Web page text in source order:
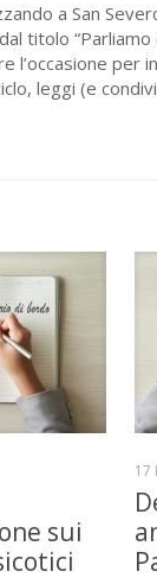
a San
titolo
l’occasione per
leggi (e
sui
17